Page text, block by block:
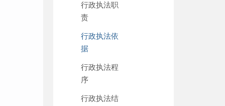
行政执法职
责
行政执法依
据
行政执法程
序
行政执法结